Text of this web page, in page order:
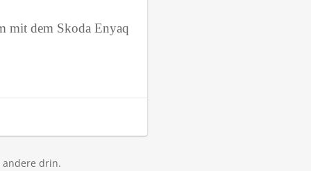
mit dem Skoda Enyaq
andere drin.